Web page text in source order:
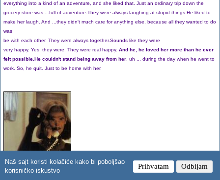
Naš sajt koristi kolačiće kako bi poboljšao
korisničko iskustvo
Prihvatam Odbijam
everything into a kind of an adventure, and she liked that. Just an ordinary trip down the
grocery store was ...full of adventure.They were always laughing at stupid things.He liked to
make her laugh. And ...they didn't much care for anything else, because all they wanted to do
was
be with each other. They were always together.Sounds like they were
very happy. Yes, they were. They were real happy. And he, he loved her more than he ever
felt possible.He couldn't stand being away from her , uh ... during the day when he went to
work. So, he quit. Just to be home with her.